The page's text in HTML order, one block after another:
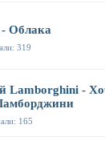
Облака
319
Lamborghini -
165